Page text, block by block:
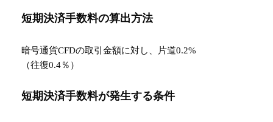
短期決済手数料の算出方法
暗号通貨CFDの取引金額に対し、片道0.2%
（往復0.4％）
短期決済手数料が発生する条件